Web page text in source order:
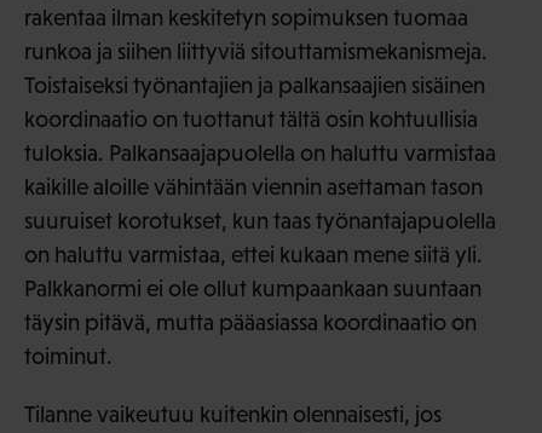
rakentaa ilman keskitetyn sopimuksen tuomaa
runkoa ja siihen liittyviä sitouttamismekanismeja.
Toistaiseksi työnantajien ja palkansaajien sisäinen
koordinaatio on tuottanut tältä osin kohtuullisia
tuloksia. Palkansaajapuolella on haluttu varmistaa
kaikille aloille vähintään viennin asettaman tason
suuruiset korotukset, kun taas työnantajapuolella
on haluttu varmistaa, ettei kukaan mene siitä yli.
Palkkanormi ei ole ollut kumpaankaan suuntaan
täysin pitävä, mutta pääasiassa koordinaatio on
toiminut.
Tilanne vaikeutuu kuitenkin olennaisesti, jos